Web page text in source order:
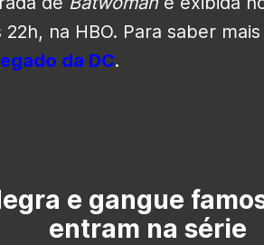
na HBO. Para saber
da DC.
e gangue
entram na série